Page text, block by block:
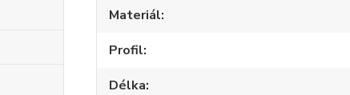
Materiál
Profil
Délka